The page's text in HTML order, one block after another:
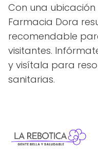
Con una
Farmacia Dora
recomendable
visitantes.
y visítala para
sanitarias.